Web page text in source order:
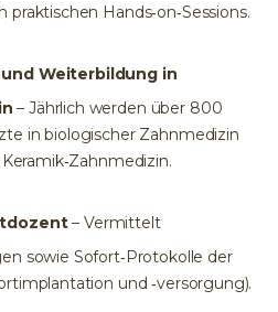
Hands‑on‑Sessions.
Weiterbildung in
– Jährlich werden über 800
in biologischer Zahnmedizin
– Vermittelt
sowie Sofort‑Protokolle der
und ‑versorgung).